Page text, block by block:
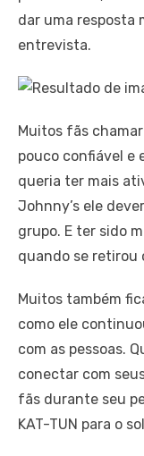
dar uma resposta
entrevista.
Muitos fãs
pouco confiável e
queria ter mais
Johnny’s ele
grupo. E ter sido
quando se retirou
Muitos também
como ele
com as pessoas.
conectar com
fãs durante seu
KAT-TUN para o